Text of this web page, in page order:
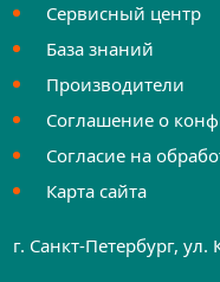
Сервисный центр
База знаний
Производители
Соглашение о
Согласие на
Карта сайта
г. Санкт-Петербург,